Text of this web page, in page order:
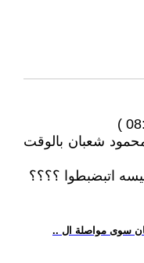
شعبان بالوقت
اتبضبطوا ؟؟؟؟
سوى مواصلة ال